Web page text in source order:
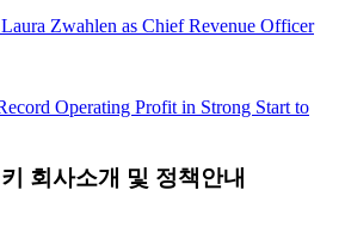
Zwahlen as Chief Revenue Officer
Operating Profit in Strong Start to
회사소개 및 정책안내